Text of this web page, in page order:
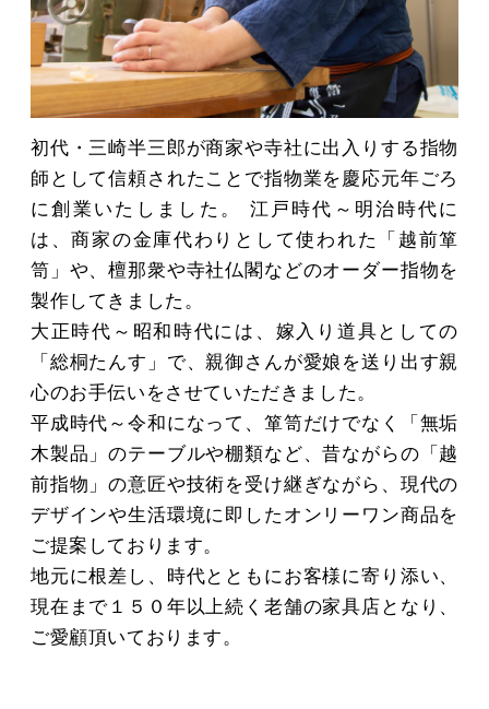
初代・三崎半三郎が商家や寺社に出入りする指物
師として信頼されたことで指物業を慶応元年ごろ
に創業いたしました。 江戸時代～明治時代に
は、商家の金庫代わりとして使われた「越前箪
笥」や、檀那衆や寺社仏閣などのオーダー指物を
製作してきました。
大正時代～昭和時代には、嫁入り道具としての
「総桐たんす」で、親御さんが愛娘を送り出す親
心のお手伝いをさせていただきました。
平成時代～令和になって、箪笥だけでなく「無垢
木製品」のテーブルや棚類など、昔ながらの「越
前指物」の意匠や技術を受け継ぎながら、現代の
デザインや生活環境に即したオンリーワン商品を
ご提案しております。
地元に根差し、時代とともにお客様に寄り添い、
現在まで１５０年以上続く老舗の家具店となり、
ご愛顧頂いております。